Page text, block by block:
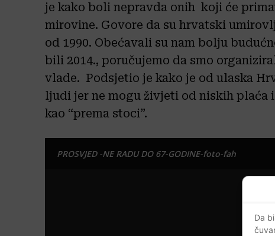
Da
je kako boli nepravda onih koji će
mirovine. Govore da su hrvatski
od 1990. Obećavali su nam bolju
bili 2014., poručujemo da smo
vlade. Podsjetio je kako je od ulaska
ljudi jer ne mogu živjeti od niskih plaća
kao “prema stoci”.
PROSVJED -NE RADU DO 67-GODINE-foto-fah